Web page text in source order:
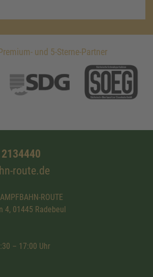
und 5-Sterne-Partner
2134440
route.de
ROUTE
4, 01445 Radebeul
– 17:00 Uhr